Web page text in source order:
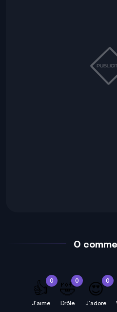
0
0
👍
J'aime
0
🤣
Drôle
0
😍
J'adore